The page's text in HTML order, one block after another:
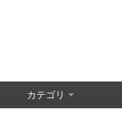
カテゴリ